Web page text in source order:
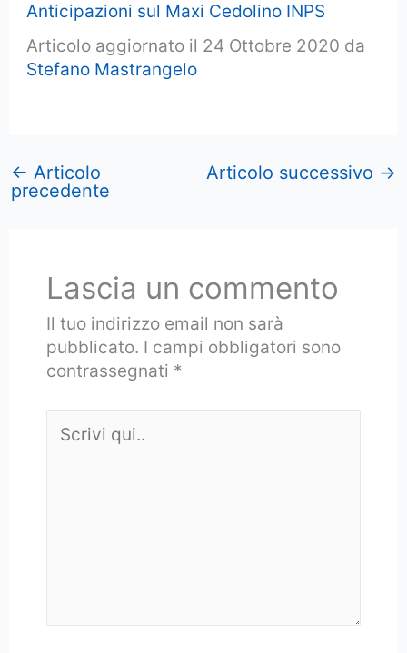
Anticipazioni sul Maxi Cedolino INPS
Articolo aggiornato il 24 Ottobre 2020 da
Stefano Mastrangelo
← Articolo
precedente
Articolo successivo →
Lascia un commento
Il tuo indirizzo email non sarà
pubblicato. I campi obbligatori sono
contrassegnati *
qui..